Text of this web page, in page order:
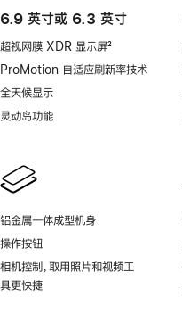
6.9 英寸或 6.3 英寸
超视网膜 XDR 显示屏
脚
2
ProMotion 自适应刷新率技术
全天候显示
灵动岛功能
铝金属一体成型机身
操作按钮
相机控制，取用照片和视频工
具更快捷